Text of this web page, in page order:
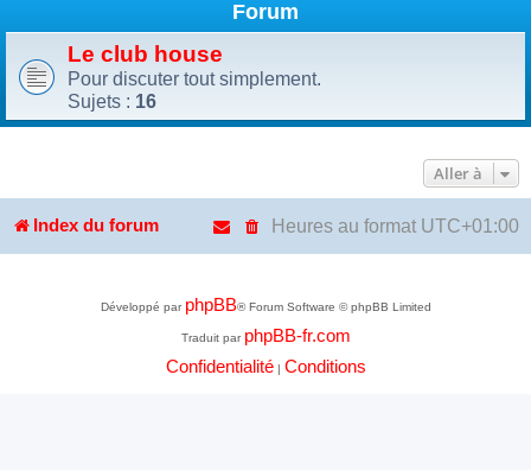
Forum
Le club house
Pour discuter tout simplement.
Sujets : 16
Aller à
Index du forum Heures au format UTC+01:00
Développé par phpBB® Forum Software © phpBB Limited
Traduit par phpBB-fr.com
Confidentialité| Conditions